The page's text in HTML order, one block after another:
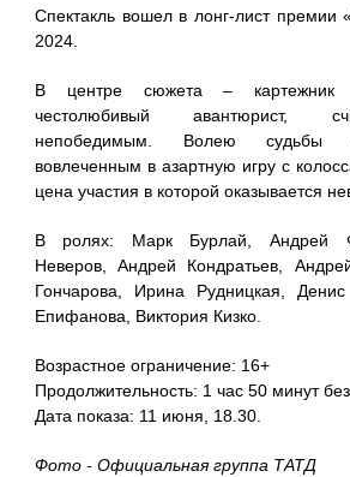
Спектакль вошел в лонг-лист премии
2024.
В центре сюжета – картежник
честолюбивый авантюрист,
непобедимым. Волею судьбы
вовлеченным в азартную игру с
цена участия в которой оказывается
В ролях: Марк Бурлай, Андрей
Неверов, Андрей Кондратьев,
Гончарова, Ирина Рудницкая,
Епифанова, Виктория Кизко.
Возрастное ограничение: 16+
Продолжительность: 1 час 50 минут
Дата показа: 11 июня, 18.30.
Фото - Официальная группа ТАТД